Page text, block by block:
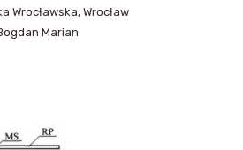
Wrocławska, Wrocław
Marian